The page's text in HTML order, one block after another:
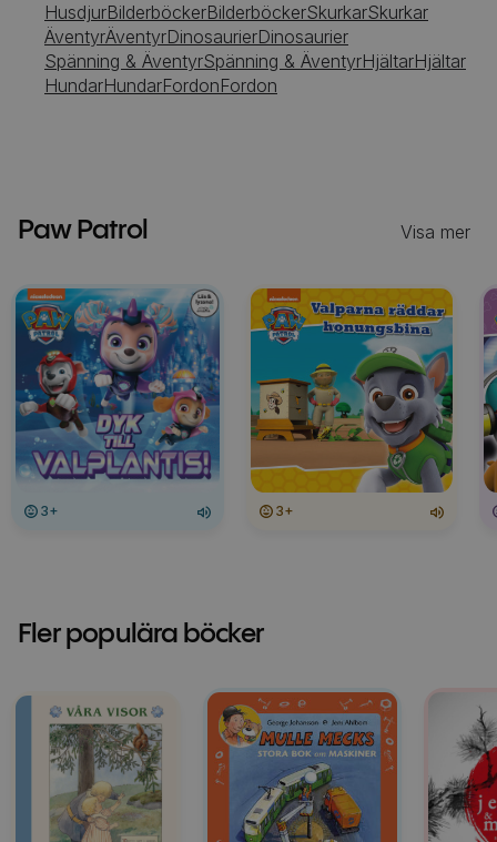
HusdjurBilderböckerBilderböckerSkurkarSkurkar
ÄventyrÄventyrDinosaurierDinosaurier
Spänning & ÄventyrSpänning & ÄventyrHjältarHjältar
HundarHundarFordonFordon
Paw Patrol Visa mer
3+ 3+
Fler populära böcker